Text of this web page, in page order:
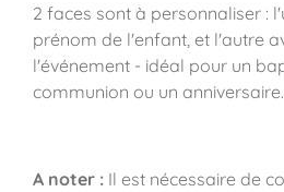
2 faces sont à personnaliser :
prénom de l'enfant, et l'autre
l'événement - idéal pour un
communion ou un anniversaire.
A noter : Il est nécessaire de